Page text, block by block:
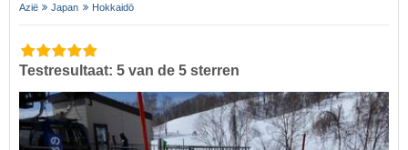
Azië Japan Hokkaidō
Testresultaat: 5 van de 5 sterren